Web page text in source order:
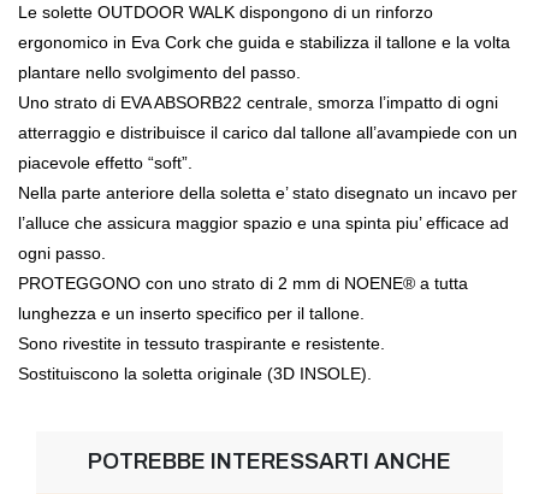
Le solette OUTDOOR WALK dispongono di un rinforzo
ergonomico in Eva Cork che guida e stabilizza il tallone e la volta
plantare nello svolgimento del passo.
Uno strato di EVA ABSORB22 centrale, smorza l’impatto di ogni
atterraggio e distribuisce il carico dal tallone all’avampiede con un
piacevole effetto “soft”.
Nella parte anteriore della soletta e’ stato disegnato un incavo per
l’alluce che assicura maggior spazio e una spinta piu’ efficace ad
ogni passo.
PROTEGGONO con uno strato di 2 mm di NOENE® a tutta
lunghezza e un inserto specifico per il tallone.
Sono rivestite in tessuto traspirante e resistente.
Sostituiscono la soletta originale (3D INSOLE).
POTREBBE INTERESSARTI ANCHE